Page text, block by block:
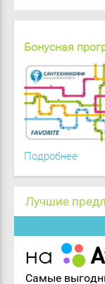
Бонусная
Подробнее
Лучшие
Самые